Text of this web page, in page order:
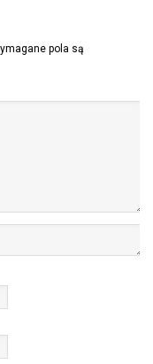
pola są